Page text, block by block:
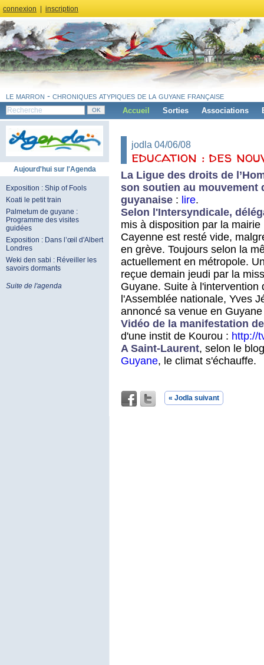
connexion inscription
le marron - chroniques atypiques de la guyane française
Accueil Sorties Associations
Aujourd'hui sur l'Agenda
Exposition : Ship of Fools
Koati le petit train
Palmetum de guyane :
Programme des visites
guidées
Exposition : Dans l’œil d'Albert
Londres
Weki den sabi : Réveiller les
savoirs dormants
Suite de l'agenda
jodla 04/06/08
education : des
La Ligue des droits de
son soutien au mouvement
guyanaise : lire.
Selon l'Intersyndicale,
mis à disposition par la
Cayenne est resté vide,
en grève. Toujours selon la
actuellement en métropole.
reçue demain jeudi par la
Guyane. Suite à
l'Assemblée nationale, Yves
annoncé sa venue en
Vidéo de la manifestation
d'une instit de Kourou : http://
A Saint-Laurent, selon le
Guyane, le climat s'échauffe.
« Jodla suivant